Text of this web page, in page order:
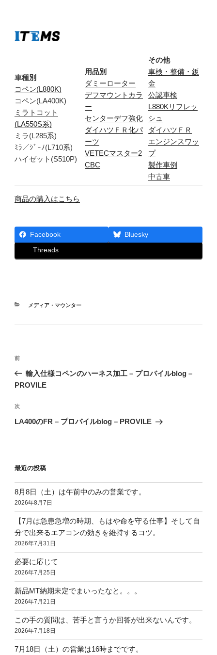
車種別
コペン(L880K)
コペン(LA400K)
ミラトコット
(LA550S系)
ミラ(L285系)
ﾐﾗ／ｼﾞｰﾉ(L710系)
ハイゼット(S510P)
用品別
ダミーローター
デフマウントカラ
ー
センターデフ強化
ダイハツＦＲ化パ
ーツ
VETECマスター2
CBC
その他
車検・整備・鈑
金
公認車検
L880Kリフレッ
シュ
ダイハツＦＲ
エンジンスワッ
プ
製作車例
中古車
商品の購入はこちら
Facebook Bluesky
Threads
カ
メディア・マウンター
投
ナ
ゲ
ー
前
の
投
前
輸入仕様コペンのハーネス加工 – プロバイルblog –
PROVILE
次
の
次
LA400のFR – プロバイルblog – PROVILE
最近の投稿
8月8日（土）は午前中のみの営業です。
2026年8月7日
【7月は急患急増の時期、もはや命を守る仕事】そして自
分で出来るエアコンの効きを維持するコツ。
2026年7月31日
必要に応じて
2026年7月25日
新品MT納期未定でまいったなと。。。
2026年7月21日
この手の質問は、苦手と言うか回答が出来ないんです。
2026年7月18日
7月18日（土）の営業は16時までです。